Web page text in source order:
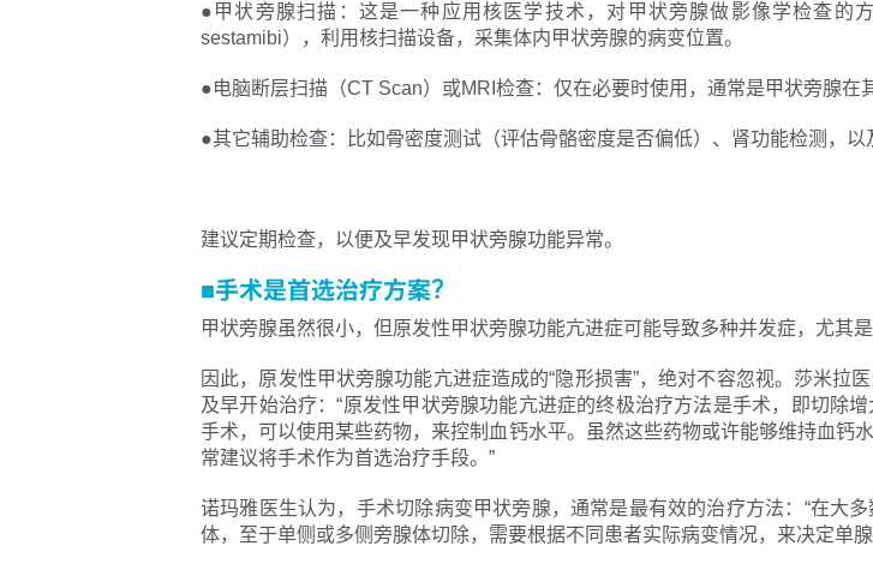
●甲状旁腺扫描：这是一种应用核医学技术，对甲状旁腺做影像学检查的
sestamibi），利用核扫描设备，采集体内甲状旁腺的病变位置。
●电脑断层扫描（CT Scan）或MRI检查：仅在必要时使用，通常是甲状旁腺在
●其它辅助检查：比如骨密度测试（评估骨骼密度是否偏低）、肾功能检测，以
建议定期检查，以便及早发现甲状旁腺功能异常。
■手术是首选治疗方案？
甲状旁腺虽然很小，但原发性甲状旁腺功能亢进症可能导致多种并发症，尤其
因此，原发性甲状旁腺功能亢进症造成的“隐形损害”，绝对不容忽视。莎米
及早开始治疗：“原发性甲状旁腺功能亢进症的终极治疗方法是手术，即切除
手术，可以使用某些药物，来控制血钙水平。虽然这些药物或许能够维持血钙
常建议将手术作为首选治疗手段。”
诺玛雅医生认为，手术切除病变甲状旁腺，通常是最有效的治疗方法：“在大
体，至于单侧或多侧旁腺体切除，需要根据不同患者实际病变情况，来决定单